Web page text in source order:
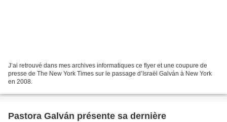
J’ai retrouvé dans mes archives informatiques ce flyer et une coupure de
presse de The New York Times sur le passage d’Israël Galván à New York
en 2008.
Pastora Galván présente sa dernière